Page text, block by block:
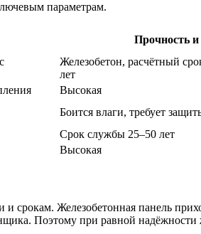
параметрам.
Прочность и
Железобетон, расчётный
лет
Высокая
Боится влаги, требует
Срок службы 25–50 лет
Высокая
Железобетонная панель
Поэтому при равной